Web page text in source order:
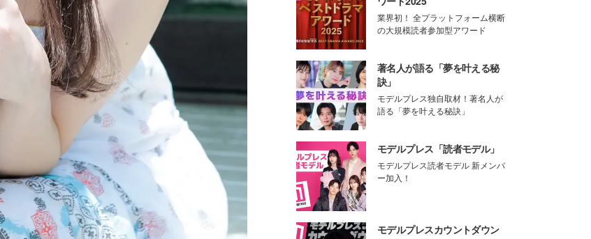
業界初！ 全プラットフォーム横断
の大規模読者参加型アワード
著名人が語る「夢を叶える秘
訣」
モデルプレス独自取材！著名人が
語る「夢を叶える秘訣」
モデルプレス「読者モデル」
モデルプレス読者モデル 新メンバ
ー加入！
モデルプレスカウントダウン